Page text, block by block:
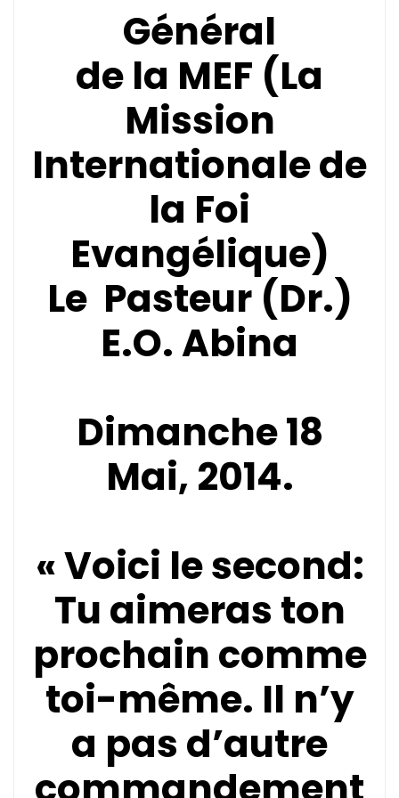
Général
de la MEF (La
Mission
Internationale de
la Foi
Evangélique)
Le Pasteur (Dr.)
E.O. Abina
Dimanche 18
Mai, 2014.
« Voici le second:
Tu aimeras ton
prochain comme
toi-même. Il n’y
a pas d’autre